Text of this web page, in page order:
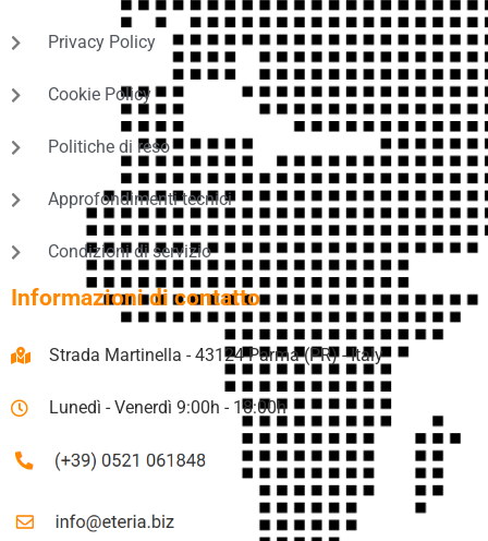
Privacy Policy
Cookie Policy
Politiche di reso
Approfondimenti tecnici
Condizioni di servizio
Informazioni di contatto
Strada Martinella - 43124 Parma (PR) - Italy
Lunedì - Venerdì 9:00h - 18:00h